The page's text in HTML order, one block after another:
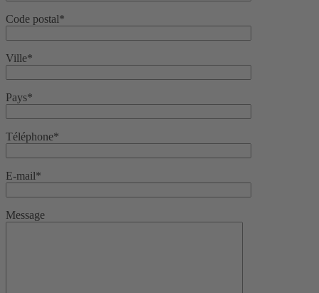
Code postal*
Ville*
Pays*
Téléphone*
E-mail*
Message